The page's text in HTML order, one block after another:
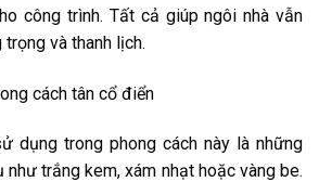
công trình. Tất cả giúp ngôi nhà vẫn
và thanh lịch.
dụng trong phong cách này là những
như trắng kem, xám nhạt hoặc vàng be.